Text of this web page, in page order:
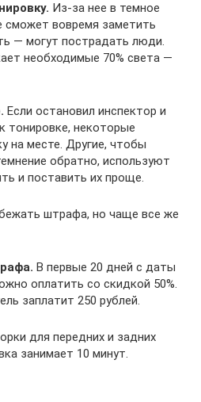
Из-за нее в темное
сможет вовремя заметить
— могут пострадать люди.
необходимые 70% света —
Если остановил инспектор и
тонировке, некоторые
на месте. Другие, чтобы
обратно, используют
и поставить их проще.
штрафа, но чаще все же
В первые 20 дней с даты
оплатить со скидкой 50%.
заплатит 250 рублей.
для передних и задних
занимает 10 минут.